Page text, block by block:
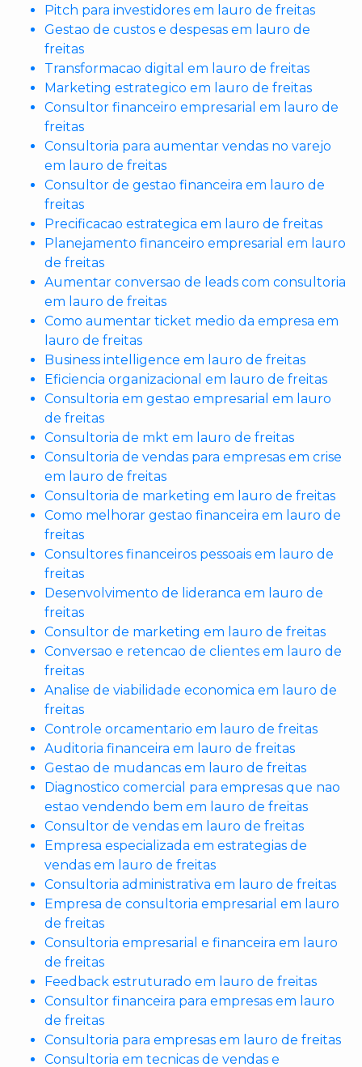
Pitch para investidores em lauro de freitas
Gestao de custos e despesas em lauro de
freitas
Transformacao digital em lauro de freitas
Marketing estrategico em lauro de freitas
Consultor financeiro empresarial em lauro de
freitas
Consultoria para aumentar vendas no varejo
em lauro de freitas
Consultor de gestao financeira em lauro de
freitas
Precificacao estrategica em lauro de freitas
Planejamento financeiro empresarial em lauro
de freitas
Aumentar conversao de leads com consultoria
em lauro de freitas
Como aumentar ticket medio da empresa em
lauro de freitas
Business intelligence em lauro de freitas
Eficiencia organizacional em lauro de freitas
Consultoria em gestao empresarial em lauro
de freitas
Consultoria de mkt em lauro de freitas
Consultoria de vendas para empresas em crise
em lauro de freitas
Consultoria de marketing em lauro de freitas
Como melhorar gestao financeira em lauro de
freitas
Consultores financeiros pessoais em lauro de
freitas
Desenvolvimento de lideranca em lauro de
freitas
Consultor de marketing em lauro de freitas
Conversao e retencao de clientes em lauro de
freitas
Analise de viabilidade economica em lauro de
freitas
Controle orcamentario em lauro de freitas
Auditoria financeira em lauro de freitas
Gestao de mudancas em lauro de freitas
Diagnostico comercial para empresas que nao
estao vendendo bem em lauro de freitas
Consultor de vendas em lauro de freitas
Empresa especializada em estrategias de
vendas em lauro de freitas
Consultoria administrativa em lauro de freitas
Empresa de consultoria empresarial em lauro
de freitas
Consultoria empresarial e financeira em lauro
de freitas
Feedback estruturado em lauro de freitas
Consultor financeira para empresas em lauro
de freitas
Consultoria para empresas em lauro de freitas
Consultoria em tecnicas de vendas e